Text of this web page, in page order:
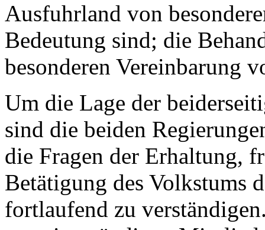
Ausfuhrland von
Bedeutung sind; die
besonderen Vereinbarung
Um die Lage der
sind die beiden
die Fragen der Erhaltung,
Betätigung des Volkstums
fortlaufend zu